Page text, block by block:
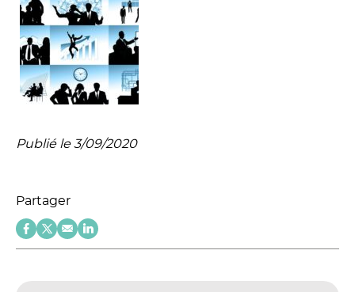
Publié le 3/09/2020
Partager